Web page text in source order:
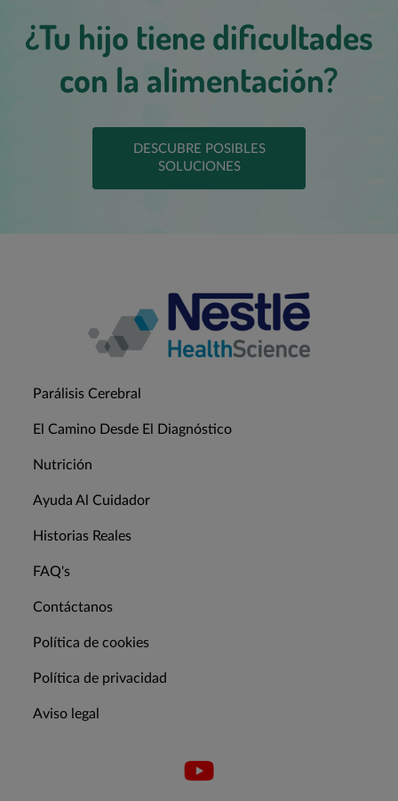
¿Tu hijo tiene dificultades
con la alimentación?
DESCUBRE POSIBLES
SOLUCIONES
Parálisis Cerebral
El Camino Desde El Diagnóstico
Nutrición
Ayuda Al Cuidador
Historias Reales
FAQ's
Contáctanos
Política de cookies
Política de privacidad
Aviso legal